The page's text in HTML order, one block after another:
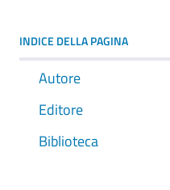
INDICE DELLA PAGINA
Autore
Editore
Biblioteca